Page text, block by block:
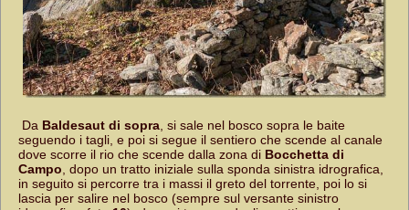
Da Baldesaut di sopra, si sale nel bosco sopra le baite
seguendo i tagli, e poi si segue il sentiero che scende al canale
dove scorre il rio che scende dalla zona di Bocchetta di
Campo, dopo un tratto iniziale sulla sponda sinistra idrografica,
in seguito si percorre tra i massi il greto del torrente, poi lo si
lascia per salire nel bosco (sempre sul versante sinistro